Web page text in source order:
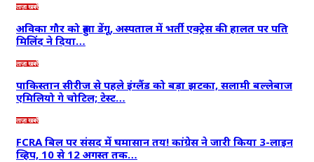
ताज़ा खबरें
अविका गौर को हुआ डेंगू, अस्पताल में भर्ती एक्ट्रेस की हालत पर पति
मिलिंद ने दिया…
ताज़ा खबरें
पाकिस्तान सीरीज से पहले इंग्लैंड को बड़ा झटका, सलामी बल्लेबाज
एमिलियो गे चोटिल; टेस्ट…
ताज़ा खबरें
FCRA बिल पर संसद में घमासान तय! कांग्रेस ने जारी किया 3-लाइन
व्हिप, 10 से 12 अगस्त तक…